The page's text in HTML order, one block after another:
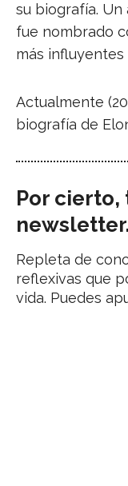
su biografía.
fue nombrado
más influyentes
Actualmente
biografía de
Por cierto,
newsletter.
Repleta de
reflexivas que
vida. Puedes